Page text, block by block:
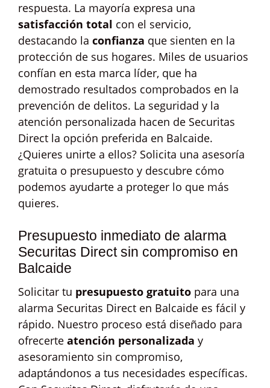
respuesta. La mayoría expresa una
satisfacción total con el servicio,
destacando la confianza que sienten en la
protección de sus hogares. Miles de usuarios
confían en esta marca líder, que ha
demostrado resultados comprobados en la
prevención de delitos. La seguridad y la
atención personalizada hacen de Securitas
Direct la opción preferida en Balcaide.
¿Quieres unirte a ellos? Solicita una asesoría
gratuita o presupuesto y descubre cómo
podemos ayudarte a proteger lo que más
quieres.
Presupuesto inmediato de alarma
Securitas Direct sin compromiso en
Balcaide
Solicitar tu presupuesto gratuito para una
alarma Securitas Direct en Balcaide es fácil y
rápido. Nuestro proceso está diseñado para
ofrecerte atención personalizada y
asesoramiento sin compromiso,
adaptándonos a tus necesidades específicas.